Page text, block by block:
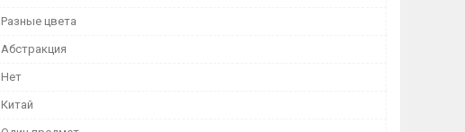
Разные цвета
Абстракция
Нет
Китай